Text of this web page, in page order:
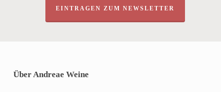
EINTRAGEN ZUM NEWSLETTER
Über Andreae Weine